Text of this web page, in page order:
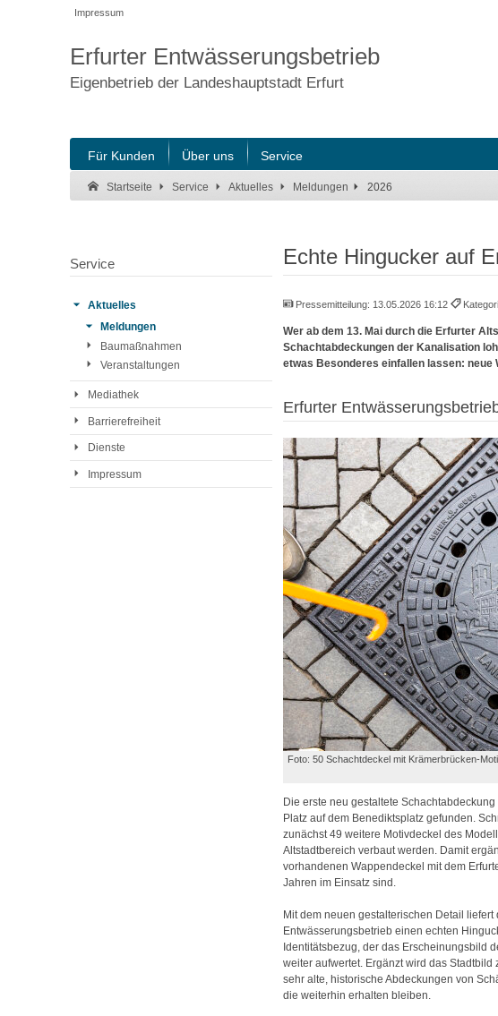
Impressum
Erfurter Entwässerungsbetrieb
Eigenbetrieb der Landeshauptstadt Erfurt
Für Kunden Über uns Service
Startseite Service Aktuelles Meldungen 2026
Suche:
Suche Ende.
Echte Hingucker auf
Pressemitteilung: 13.05.2026 16:12
Wer ab dem 13. Mai durch die Erfurter
Schachtabdeckungen der Kanalisation
etwas Besonderes einfallen lassen:
Erfurter
Foto: 50 Schachtdeckel mit Krämerbrücken-
Die erste neu gestaltete
Platz auf dem Benediktsplatz gefunden.
zunächst 49 weitere Motivdeckel des
Altstadtbereich verbaut werden. Damit
vorhandenen Wappendeckel mit dem
Jahren im Einsatz sind.
Mit dem neuen gestalterischen Detail liefert
Entwässerungsbetrieb einen echten
Identitätsbezug, der das Erscheinungsbild
weiter aufwertet. Ergänzt wird das Stadtbild
sehr alte, historische Abdeckungen von
die weiterhin erhalten bleiben.
Service
Aktuelles
Meldungen
Baumaßnahmen
Veranstaltungen
Mediathek
Barrierefreiheit
Dienste
Impressum